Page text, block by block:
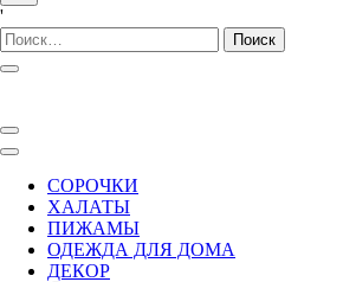
'
Найти:
СОРОЧКИ
ХАЛАТЫ
ПИЖАМЫ
ОДЕЖДА ДЛЯ ДОМА
ДЕКОР